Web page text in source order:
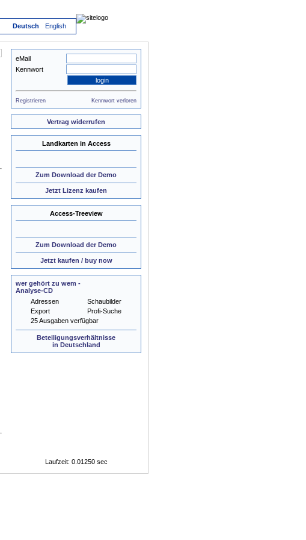
Deutsch English
eMail
Kennwort
Registrieren Kennwort verloren
Vertrag widerrufen
Landkarten in Access
Zum Download der Demo
Jetzt Lizenz kaufen
Access-Treeview
Zum Download der Demo
Jetzt kaufen / buy now
wer gehört zu wem -
Analyse-CD
Adressen
Schaubilder
Export
Profi-Suche
25 Ausgaben verfügbar
Beteiligungsverhältnisse
in Deutschland
Laufzeit: 0.01250 sec